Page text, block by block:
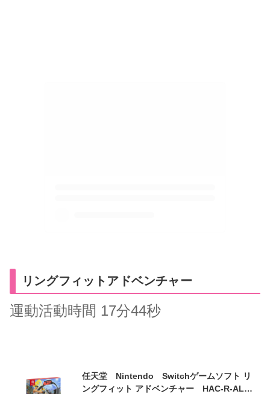
リングフィットアドベンチャー
運動活動時間 17分44秒
任天堂 Nintendo Switchゲームソフト リ
ングフィット アドベンチャー HAC-R-AL3P